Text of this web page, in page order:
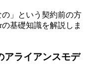
の」という契約前の方
基礎知識を解説しま
アライアンスモデ